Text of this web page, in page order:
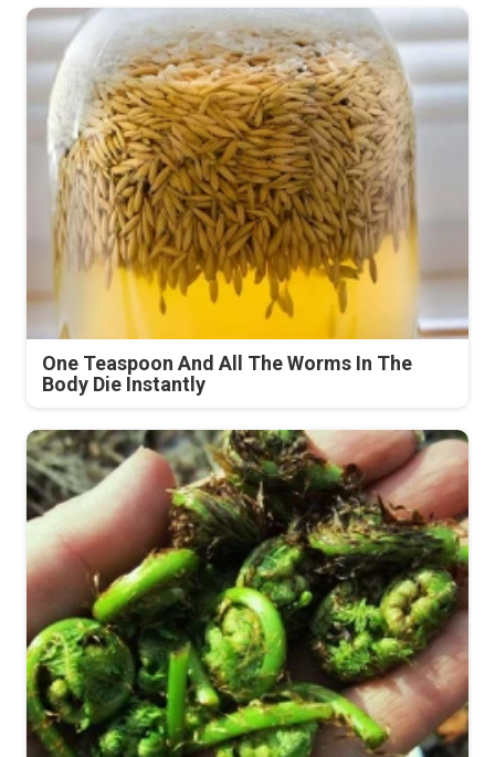
One Teaspoon And All The Worms In The
Body Die Instantly